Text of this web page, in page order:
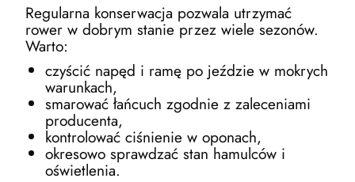
Regularna konserwacja pozwala utrzymać
rower w dobrym stanie przez wiele sezonów.
Warto:
czyścić napęd i ramę po jeździe w mokrych
warunkach,
smarować łańcuch zgodnie z zaleceniami
producenta,
kontrolować ciśnienie w oponach,
okresowo sprawdzać stan hamulców i
oświetlenia.